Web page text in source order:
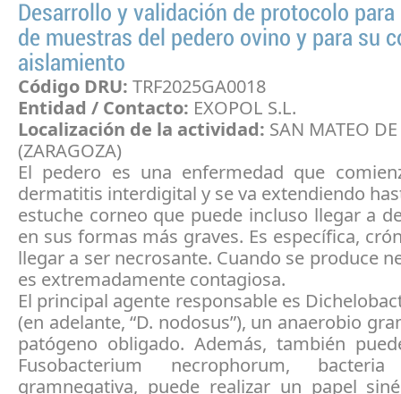
Desarrollo y validación de protocolo
de muestras del pedero ovino y para su
aislamiento
Código DRU: TRF2025GA0018
Entidad / Contacto: EXOPOL S.L.
Localización de la actividad: SAN MATEO
(ZARAGOZA)
El pedero es una enfermedad que
dermatitis interdigital y se va extendiendo
estuche corneo que puede incluso llegar a
en sus formas más graves. Es específica,
llegar a ser necrosante. Cuando se produce
es extremadamente contagiosa.
El principal agente responsable es
(en adelante, “D. nodosus”), un anaerobio
patógeno obligado. Además, también
Fusobacterium necrophorum, bacteria
gramnegativa, puede realizar un papel